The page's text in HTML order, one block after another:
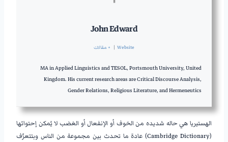
John Edward
Website
| + مقالات
MA in Applied Linguistics and TESOL, Portsmouth University, United
Kingdom. His current research areas are Critical Discourse Analysis,
Gender Relations, Religious Literature, and Hermeneutics
الهستيريا هي حاله شديده من الخوف أو الإنفعال أو الغضب لا يُمكن إحتوائها
(Cambridge Dictionary) عادة ما تحدث بين مجموعة من الناس وبتتعرَّف